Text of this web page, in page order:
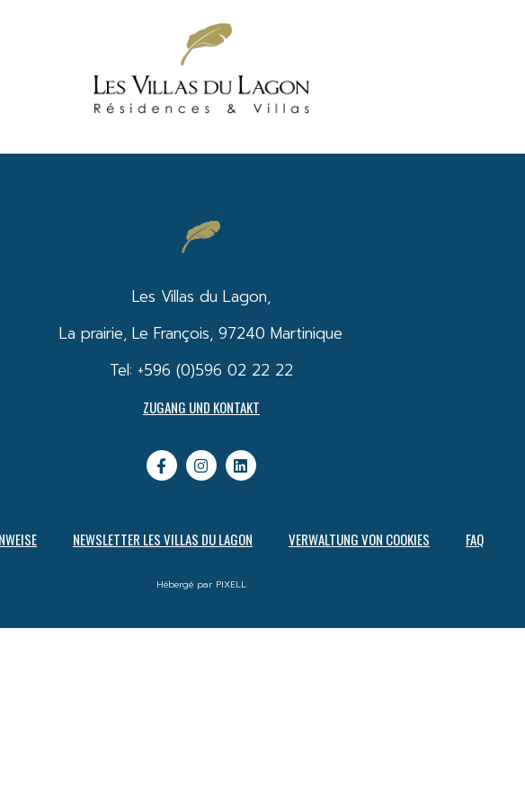
Les Villas du Lagon,
La prairie, Le François, 97240 Martinique
Tel: +596 (0)596 02 22 22
ZUGANG UND KONTAKT
NEWSLETTER LES VILLAS DU LAGON VERWALTUNG VON COOKIES FAQ
Hébergé par PIXELL